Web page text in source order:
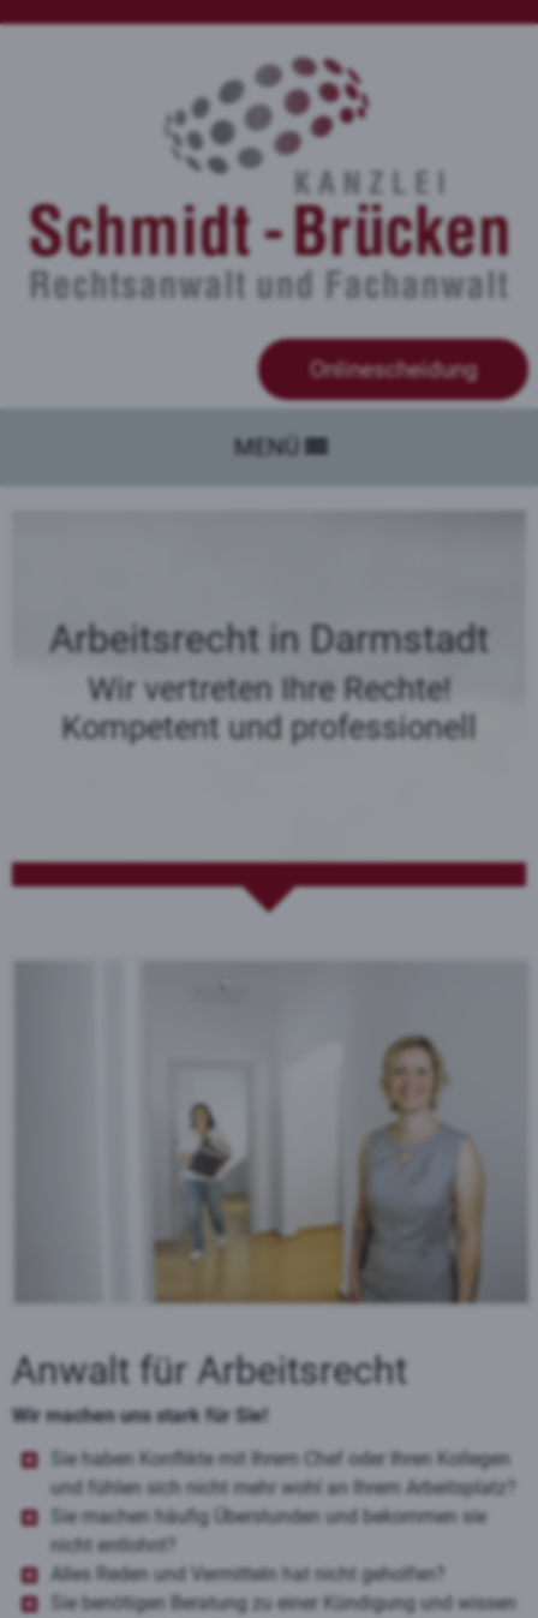
Onlinescheidung
MENÜ
Arbeitsrecht in Darmstadt
Wir vertreten Ihre Rechte!
Kompetent und professionell
Anwalt für Arbeitsrecht
Wir machen uns stark für Sie!
Sie haben Konflikte mit Ihrem Chef oder Ihren Kollegen
und fühlen sich nicht mehr wohl an Ihrem Arbeitsplatz?
Sie machen häufig Überstunden und bekommen sie
nicht entlohnt?
Alles Reden und Vermitteln hat nicht geholfen?
Sie benötigen Beratung zu einer Kündigung und wissen